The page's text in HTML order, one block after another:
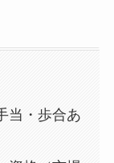
当・歩合あ